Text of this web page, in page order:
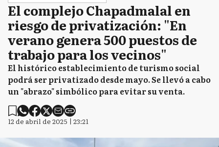
El complejo Chapadmalal en
riesgo de privatización: "En
verano genera 500 puestos de
trabajo para los vecinos"
El histórico establecimiento de turismo social
podrá ser privatizado desde mayo. Se llevó a cabo
un "abrazo" simbólico para evitar su venta.
12 de abril de 2025 | 23:21